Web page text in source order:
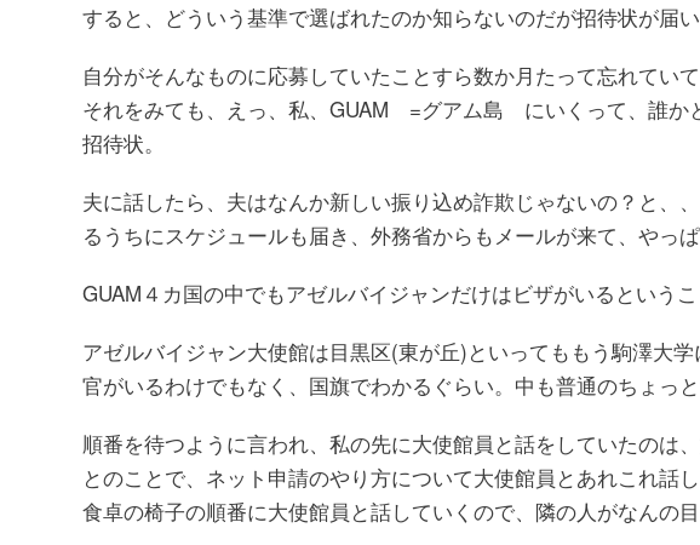
すると、どういう基準で選ばれたのか知らないのだが招待状が届
自分がそんなものに応募していたことすら数か月たって忘れてい
それをみても、えっ、私、GUAM =グアム島 にいくって、誰か
招待状。
夫に話したら、夫はなんか新しい振り込め詐欺じゃないの？と、
るうちにスケジュールも届き、外務省からもメールが来て、やっぱ
GUAM４カ国の中でもアゼルバイジャンだけはビザがいるというこ
アゼルバイジャン大使館は目黒区(東が丘)といってももう駒澤大
官がいるわけでもなく、国旗でわかるぐらい。中も普通のちょっ
順番を待つように言われ、私の先に大使館員と話をしていたのは
とのことで、ネット申請のやり方について大使館員とあれこれ話
食卓の椅子の順番に大使館員と話していくので、隣の人がなんの